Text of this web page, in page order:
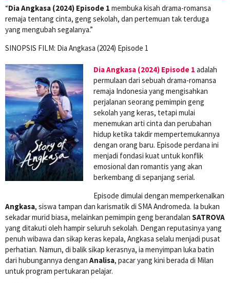
“Dia Angkasa (2024) Episode 1 membuka kisah drama-romansa
remaja tentang cinta, geng sekolah, dan pertemuan tak terduga
yang mengubah segalanya.”
SINOPSIS FILM: Dia Angkasa (2024) Episode 1
Dia Angkasa (2024) Episode 1 adalah
permulaan dari sebuah drama-romansa
remaja Indonesia yang mengisahkan
perjalanan seorang pemimpin geng
sekolah yang keras, tetapi mulai
menemukan arti cinta dan perubahan
hidup ketika takdir mempertemukannya
dengan orang baru. Episode perdana ini
menjadi fondasi kuat untuk konflik
emosional dan romantis yang akan
berkembang di sepanjang serial.
Episode dimulai dengan memperkenalkan
Angkasa, siswa tampan dan karismatik di SMA Andromeda. Ia bukan
sekadar murid biasa, melainkan pemimpin geng berandalan SATROVA
yang ditakuti oleh hampir seluruh sekolah. Dengan reputasinya yang
penuh wibawa dan sikap keras kepala, Angkasa selalu menjadi pusat
perhatian. Namun, di balik sikap kerasnya, ia menyimpan luka batin
dari hubungannya dengan Analisa, pacar yang kini berada di Milan
untuk program pertukaran pelajar.